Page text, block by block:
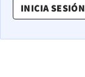
INICIA SESIÓN